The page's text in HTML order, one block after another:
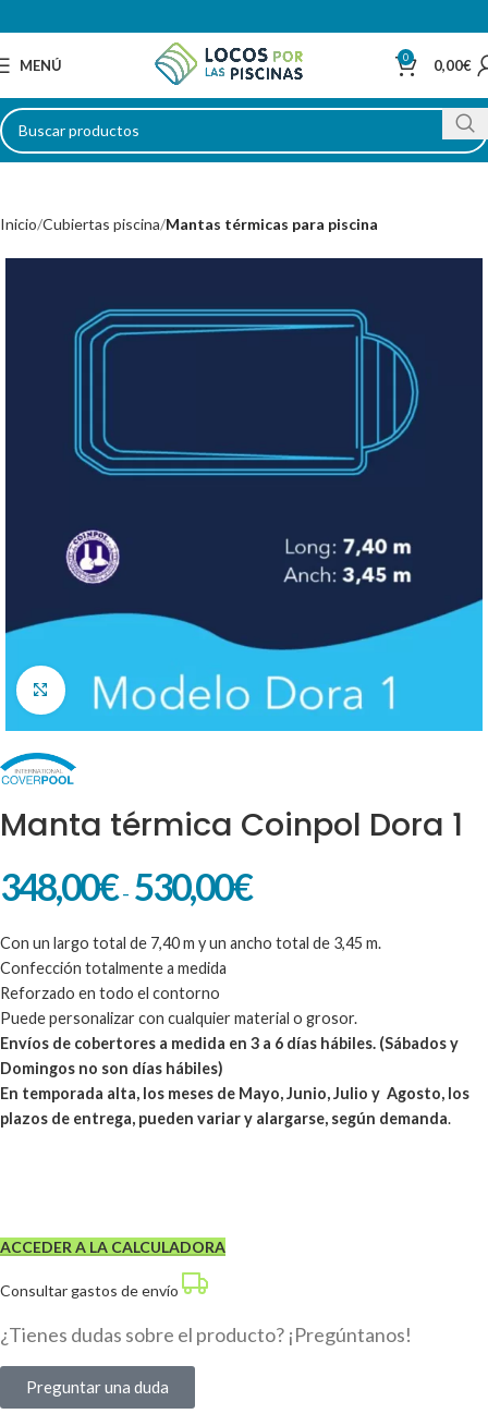
MENÚ 0 0,00€
Inicio Cubiertas piscina Mantas térmicas para piscina
Clic para ampliar
Manta térmica Coinpol Dora 1
348,00€ - 530,00€
Con un largo total de 7,40 m y un ancho total de 3,45 m.
Confección totalmente a medida
Reforzado en todo el contorno
Puede personalizar con cualquier material o grosor.
Envíos de cobertores a medida en 3 a 6 días hábiles. (Sábados y
Domingos no son días hábiles)
En temporada alta, los meses de Mayo, Junio, Julio y Agosto, los
plazos de entrega, pueden variar y alargarse, según demanda.
ACCEDER A LA CALCULADORA
Consultar gastos de envío
¿Tienes dudas sobre el producto? ¡Pregúntanos!
Preguntar una duda